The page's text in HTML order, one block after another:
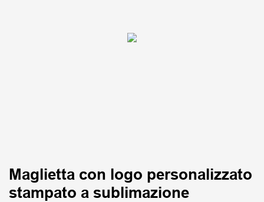
Maglietta con logo personalizzato
stampato a sublimazione